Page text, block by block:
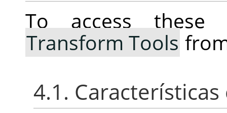
To access
Transform Tools
4.1.